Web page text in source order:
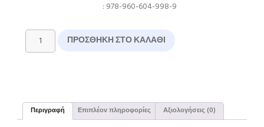
: 978-960-604-998-9
ΠΡΟΣΘΉΚΗ ΣΤΟ ΚΑΛΆΘΙ
Περιγραφή Επιπλέον πληροφορίες Αξιολογήσεις (0)